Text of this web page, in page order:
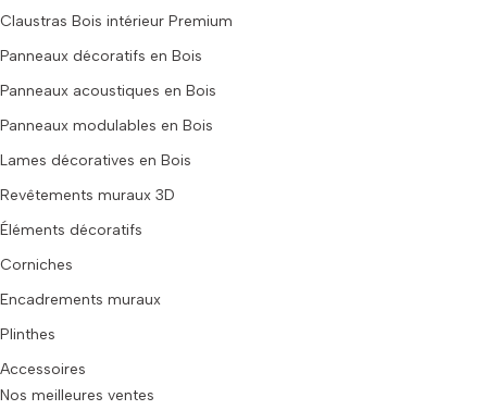
Claustras Bois intérieur Premium
Panneaux décoratifs en Bois
Panneaux acoustiques en Bois
Panneaux modulables en Bois
Lames décoratives en Bois
Revêtements muraux 3D
Éléments décoratifs
Corniches
Encadrements muraux
Plinthes
Accessoires
Nos meilleures ventes